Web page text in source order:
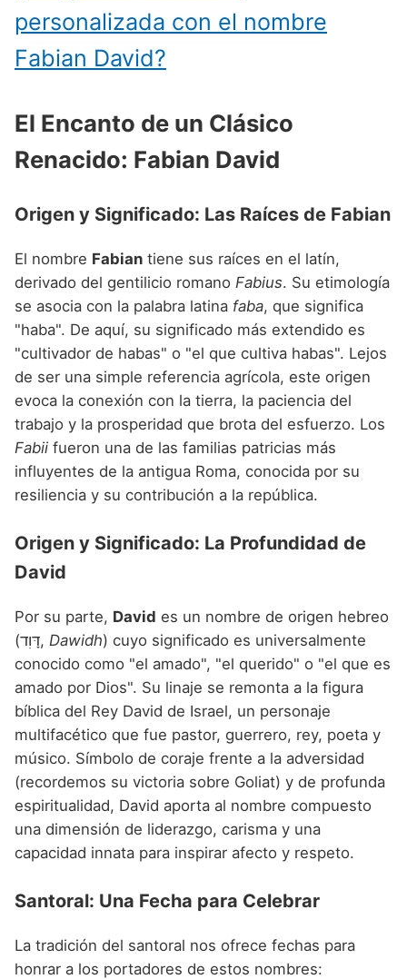
Nombres de niño que empiezan por N
Nombres de niño que empiezan por O
Nombres de niño que empiezan por Q
Nombres de niño que empiezan por R
Nombres de niño que empiezan por T
Nombres de niño que empiezan por U
Nombres de niño que empiezan por V
Nombres de niño que empiezan por W
Nombres de niño que empiezan por X
Nombres de niño que empiezan por Y
Nombres de niño que empiezan por Z
Nombres de Niño Navarros
Nombres de Niño Riojanos
Nombres de Niño Vascos
Nombres de Niño Marroquíes
Nombres de Niño Portugueses
Nombres de Niño Rusos
Nombres de Niño Suecos
personalizada con el nombre
Fabian David?
El Encanto de un Clásico
Renacido: Fabian David
Origen y Significado: Las Raíces de Fabian
El nombre Fabian tiene sus raíces en el latín,
derivado del gentilicio romano Fabius. Su etimología
se asocia con la palabra latina faba, que significa
"haba". De aquí, su significado más extendido es
"cultivador de habas" o "el que cultiva habas". Lejos
de ser una simple referencia agrícola, este origen
evoca la conexión con la tierra, la paciencia del
trabajo y la prosperidad que brota del esfuerzo. Los
Fabii fueron una de las familias patricias más
influyentes de la antigua Roma, conocida por su
resiliencia y su contribución a la república.
Origen y Significado: La Profundidad de
David
Por su parte, David es un nombre de origen hebreo
(דָּוִד, Dawidh) cuyo significado es universalmente
conocido como "el amado", "el querido" o "el que es
amado por Dios". Su linaje se remonta a la figura
bíblica del Rey David de Israel, un personaje
multifacético que fue pastor, guerrero, rey, poeta y
músico. Símbolo de coraje frente a la adversidad
(recordemos su victoria sobre Goliat) y de profunda
espiritualidad, David aporta al nombre compuesto
una dimensión de liderazgo, carisma y una
capacidad innata para inspirar afecto y respeto.
Santoral: Una Fecha para Celebrar
La tradición del santoral nos ofrece fechas para
honrar a los portadores de estos nombres: